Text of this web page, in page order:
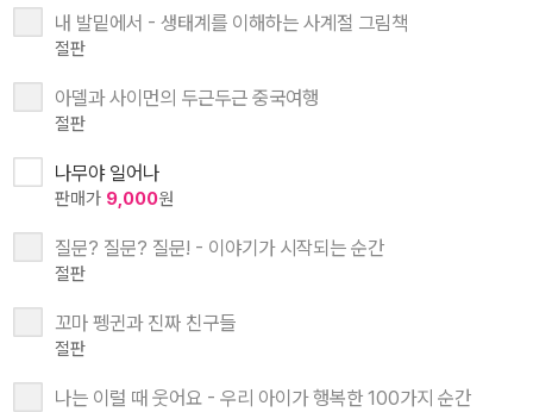
내 발밑에서 - 생태계를 이해하는 사계절 그림책
절판
아델과 사이먼의 두근두근 중국여행
절판
나무야 일어나
판매가 9,000원
질문? 질문? 질문! - 이야기가 시작되는 순간
절판
꼬마 펭귄과 진짜 친구들
절판
나는 이럴 때 웃어요 - 우리 아이가 행복한 100가지 순간